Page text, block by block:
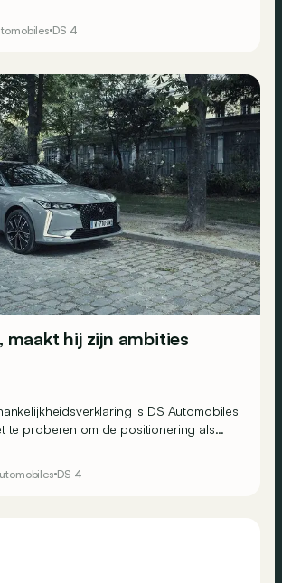
DS 4
maakt hij zijn ambities
is DS Automobiles
te proberen om de positionering als
waarden op te schrikken?
DS 4